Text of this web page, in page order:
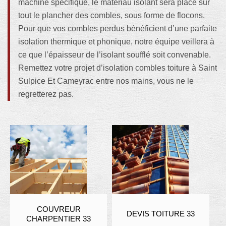
machine spécifique, le matériau isolant sera placé sur
tout le plancher des combles, sous forme de flocons.
Pour que vos combles perdus bénéficient d’une parfaite
isolation thermique et phonique, notre équipe veillera à
ce que l’épaisseur de l’isolant soufflé soit convenable.
Remettez votre projet d’isolation combles toiture à Saint
Sulpice Et Cameyrac entre nos mains, vous ne le
regretterez pas.
COUVREUR
CHARPENTIER 33
DEVIS TOITURE 33